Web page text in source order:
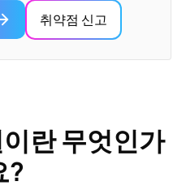
취약점 신고
란 무엇인가
?